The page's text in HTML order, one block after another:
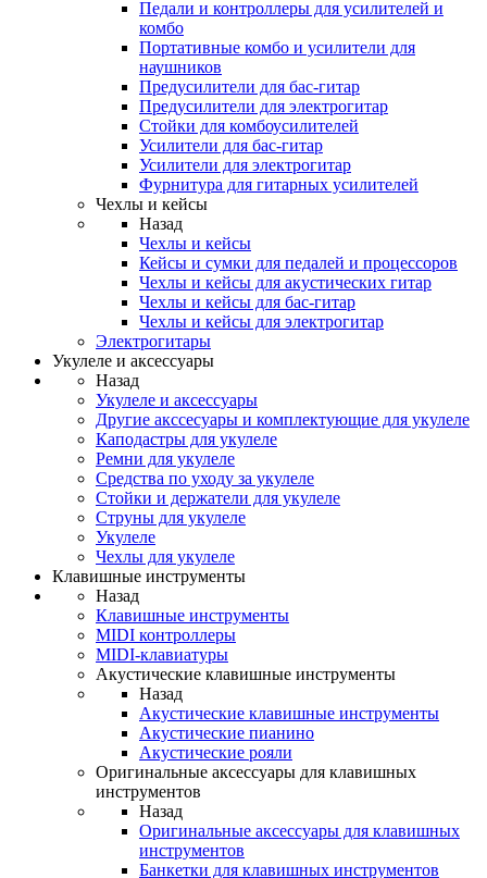
Педали и контроллеры для усилителей и
комбо
Портативные комбо и усилители для
наушников
Предусилители для бас-гитар
Предусилители для электрогитар
Стойки для комбоусилителей
Усилители для бас-гитар
Усилители для электрогитар
Фурнитура для гитарных усилителей
Чехлы и кейсы
Назад
Чехлы и кейсы
Кейсы и сумки для педалей и процессоров
Чехлы и кейсы для акустических гитар
Чехлы и кейсы для бас-гитар
Чехлы и кейсы для электрогитар
Электрогитары
Укулеле и аксессуары
Назад
Укулеле и аксессуары
Другие акссесуары и комплектующие для укулеле
Каподастры для укулеле
Ремни для укулеле
Средства по уходу за укулеле
Стойки и держатели для укулеле
Струны для укулеле
Укулеле
Чехлы для укулеле
Клавишные инструменты
Назад
Клавишные инструменты
MIDI контроллеры
MIDI-клавиатуры
Акустические клавишные инструменты
Назад
Акустические клавишные инструменты
Акустические пианино
Акустические рояли
Оригинальные аксессуары для клавишных
инструментов
Назад
Оригинальные аксессуары для клавишных
инструментов
Банкетки для клавишных инструментов